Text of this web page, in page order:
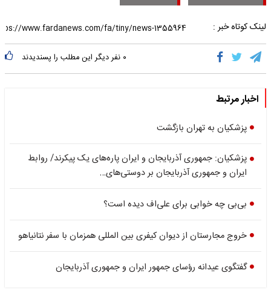
لینک کوتاه خبر :
۰ نفر دیگر این مطلب را پسندیدند
اخبار مرتبط
پزشکیان به تهران بازگشت
پزشکیان: جمهوری آذربایجان و ایران پاره‌های یک پیکرند/ روابط
ایران و جمهوری آذربایجان بر دوستی‌های…
بی‌بی چه خوابی برای علی‌اف دیده است؟
خروج مجارستان از دیوان کیفری بین المللی همزمان با سفر نتانیاهو
گفتگوی عیدانه رؤسای جمهور ایران و جمهوری آذربایجان